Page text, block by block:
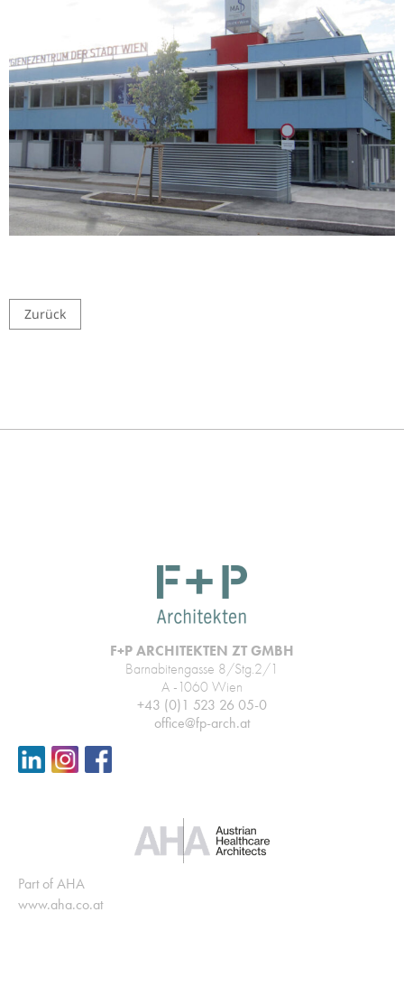
Zurück
F+P ARCHITEKTEN ZT GMBH
Barnabitengasse 8/Stg.2/1
A -1060 Wien
+43 (0)1 523 26 05-0
office@fp-arch.at
Part of AHA
www.aha.co.at